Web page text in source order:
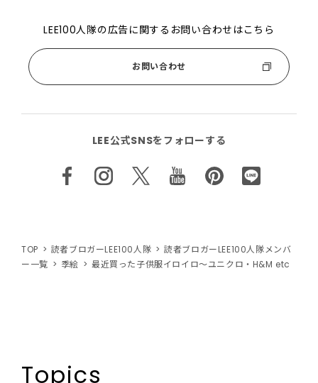
LEE100人隊の広告に関するお問い合わせはこちら
お問い合わせ
LEE公式SNSをフォローする
TOP 読者ブロガーLEE100人隊
読者ブロガーLEE100人隊メンバ
ー一覧
季絵 最近買った子供服イロイロ〜ユニクロ・H&M etc
Topics